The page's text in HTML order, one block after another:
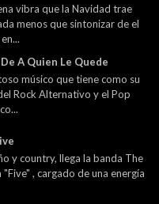
vibra que la Navidad trae
menos que sintonizar de el
A Quien Le Quede
músico que tiene como su
Rock Alternativo y el Pop
y country, llega la banda The
, cargado de una energía